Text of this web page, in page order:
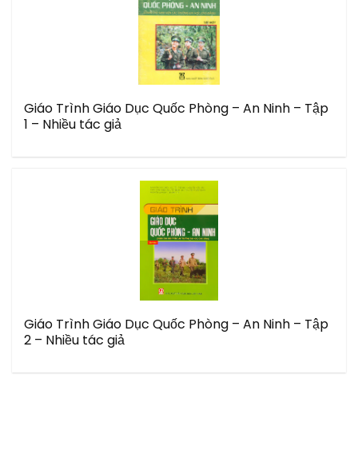
Giáo Trình Giáo Dục Quốc Phòng – An Ninh – Tập
1 – Nhiều tác giả
Giáo Trình Giáo Dục Quốc Phòng – An Ninh – Tập
2 – Nhiều tác giả